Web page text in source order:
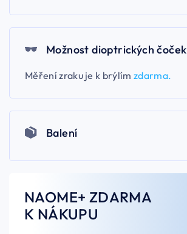
Možnost dioptrických čoček
Měření zraku je k brýlím zdarma.
Balení
NAOME+ ZDARMA
K NÁKUPU